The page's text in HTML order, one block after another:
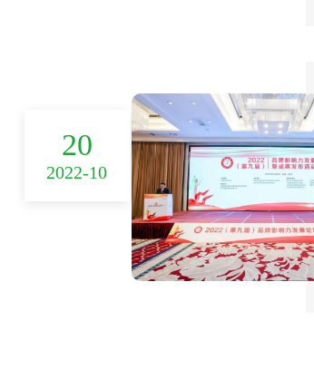
20
2022-10